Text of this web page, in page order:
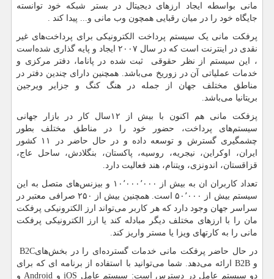
مانی بواسطه ایجاد ارزهای دیجیتال در بستر شبکه خود توانسته
جایگاه خود را در میان رقبایی همچون وب مانی و... پیدا کند .
پرفکت مانی یک سیستم پرداخت الکترونیکی برای پرداخت‌های غیر
نقدی در اینترنت است که در سال ۲۰۰۷ ایجاد و پایه گذاری شده‌است
، این سیستم از نظر حقوقی ثبت شده در پاناما، دفتر مرکزی و
خدمات عملیاتی آن در زوریخ می‌باشد. همچنین دارای چندین دفتر در
مناطق مختلف جهان از جمله در هنگ کنگ و جزایر ویرجین
بریتانیا می‌باشد.
پزفکت مانی هم اکنون با بیش از ۱۲سال کار در بازار جهانی
سیستم‌های پرداخت، حضور خود را در مناطق مختلف بطور
چشمگیری گسترش و توسعه داده و در حال حاضر در ۱۱ کشور
ایران، اوکراین، نیجریه، روسیه، پاکستان، بنگلادش، ساحل عاج،
قزاقستان، اندونزی، ویتنام، هند فعالیت دارد.
تعداد کاربران ان به بیش از ۱۰٬۰۰۰٬۰۰۰ و بیزنس‌های متصل به این
سیستم بیش از ۵۰٬۰۰۰ است. همچنین بیش از ۲۵۰ صرافی معتبر در
سراسر جهان وجود دارد که هر کاربر می‌تواند ارز الکترونیکی پرفکت
مان را با ارزهای مختلف دیگر مبادله کند یا ارز الکترونیکی پرفکت
مانی را به کارتهای ویزا یا مستر واریز کند.
در حال حاضر پرفکت مانی خدمات گسترده‌ای را در بخش‌هایB2C
و B2B
ارائه می‌دهد. شما می‌توانید با استفاده از برنامه ای که برای
دو سیستم عامل در دسترس است: سیستم عامل iOS و Android و